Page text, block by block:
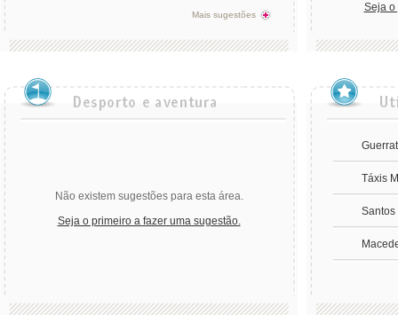
Mais sugestões
Seja o
Não existem sugestões para esta área.
Seja o primeiro a fazer uma sugestão.
Táxis
Santos